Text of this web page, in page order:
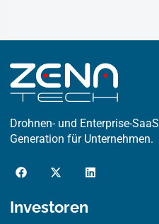
Drohnen- und Enterprise-
Generation für Unternehmen.
F
a
b
X
-
i
L
i
Investoren